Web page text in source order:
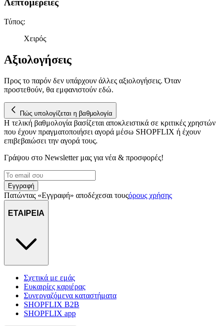
Λεπτομέρειες
Τύπος:
Χειρός
Αξιολογήσεις
Προς το παρόν δεν υπάρχουν άλλες αξιολογήσεις. Όταν
προστεθούν, θα εμφανιστούν εδώ.
Πώς υπολογίζεται η βαθμολογία
Η τελική βαθμολογία βασίζεται αποκλειστικά σε κριτικές χρηστών
που έχουν πραγματοποιήσει αγορά μέσω SHOPFLIX ή έχουν
επιβεβαιώσει την αγορά τους.
Γράψου στο Νewsletter μας για νέα & προσφορές!
Εγγραφή
Πατώντας «Εγγραφή» αποδέχεσαι τουςόρους χρήσης
ΕΤΑΙΡΕΙΑ
Σχετικά με εμάς
Ευκαιρίες καριέρας
Συνεργαζόμενα καταστήματα
SHOPFLIX B2B
SHOPFLIX app